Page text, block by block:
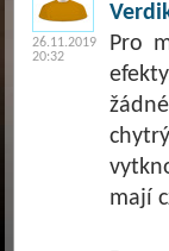
26.11.2019
20:32
Pro
mají